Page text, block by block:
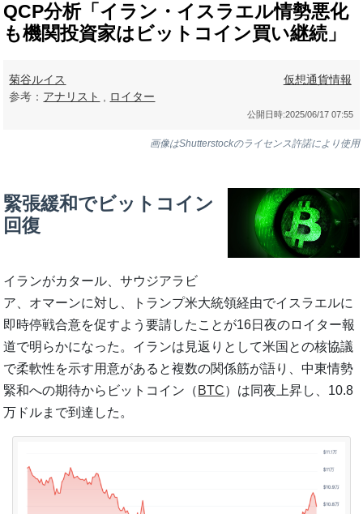
QCP分析「イラン・イスラエル情勢悪化
も機関投資家はビットコイン買い継続」
菊谷ルイス
参考： アナリスト ロイター
仮想通貨情報
公開日時:2025/06/17 07:55
画像はShutterstockのライセンス許諾により使用
緊張緩和でビットコイン
回復
イランがカタール、サウジアラビ
ア、オマーンに対し、トランプ米大統領経由でイスラエルに
即時停戦合意を促すよう要請したことが16日夜のロイター報
道で明らかになった。イランは見返りとして米国との核協議
で柔軟性を示す用意があると複数の関係筋が語り、中東情勢
緊和への期待からビットコイン（ BTC）は同夜上昇し、10.8
万ドルまで到達した。